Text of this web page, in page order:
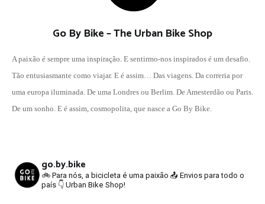
Go By Bike – The Urban Bike Shop
A paixão é sempre uma inspiração. E sentirmo-nos inspirados é um desafio.
Tão entusiasmante como viajar. E é assim… Das viagens. Da correria por
uma europa iluminada. De uma Londres ou Berlim. De Amesterdão ou Paris.
De um sonho. E é assim, cosmopolita, que nasce a Go By Bike.
go.by.bike
🚲 Para nós, a bicicleta é uma paixão 📤 Envios para todo o
país 👇 Urban Bike Shop!